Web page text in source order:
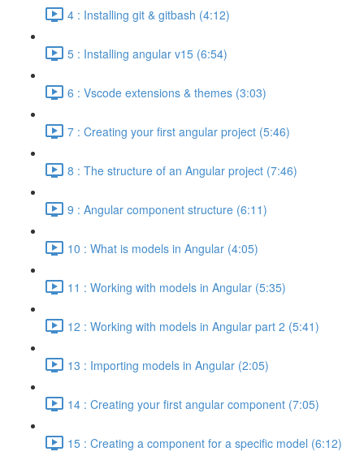
4 : Installing git & gitbash (4:12)
5 : Installing angular v15 (6:54)
6 : Vscode extensions & themes (3:03)
7 : Creating your first angular project (5:46)
8 : The structure of an Angular project (7:46)
9 : Angular component structure (6:11)
10 : What is models in Angular (4:05)
11 : Working with models in Angular (5:35)
12 : Working with models in Angular part 2 (5:41)
13 : Importing models in Angular (2:05)
14 : Creating your first angular component (7:05)
15 : Creating a component for a specific model (6:12)